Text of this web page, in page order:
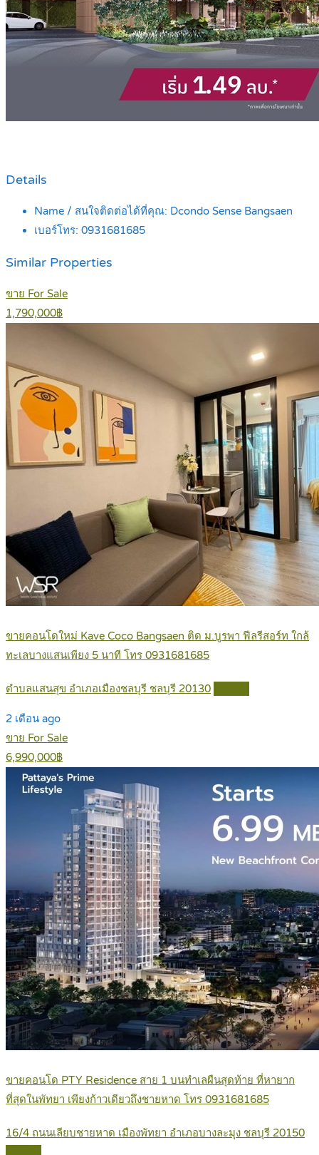
Details
Name / สนใจติดต่อได้ที่คุณ: Dcondo Sense Bangsaen
เบอร์โทร: 0931681685
Similar Properties
ขาย For Sale
1,790,000฿
ขายคอนโดใหม่ Kave Coco Bangsaen ติด ม.บูรพา ฟีลรีสอร์ท ใกล้
ทะเลบางแสนเพียง 5 นาที โทร 0931681685
ตำบลแสนสุข อำเภอเมืองชลบุรี ชลบุรี 20130
2 เดือน ago
ขาย For Sale
6,990,000฿
ขายคอนโด PTY Residence สาย 1 บนทำเลผืนสุดท้าย ที่หายาก
ที่สุดในพัทยา เพียงก้าวเดียวถึงชายหาด โทร 0931681685
16/4 ถนนเลียบชายหาด เมืองพัทยา อำเภอบางละมุง ชลบุรี 20150